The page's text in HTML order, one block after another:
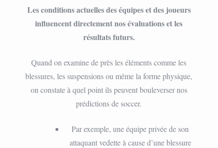
Les conditions actuelles des équipes et des joueurs
influencent directement nos évaluations et les
résultats futurs.
Quand on examine de près les éléments comme les
blessures, les suspensions ou même la forme physique,
on constate à quel point ils peuvent bouleverser nos
prédictions de soccer.
Par exemple, une équipe privée de son
attaquant vedette à cause d’une blessure